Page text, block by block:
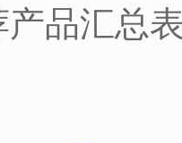
品汇总